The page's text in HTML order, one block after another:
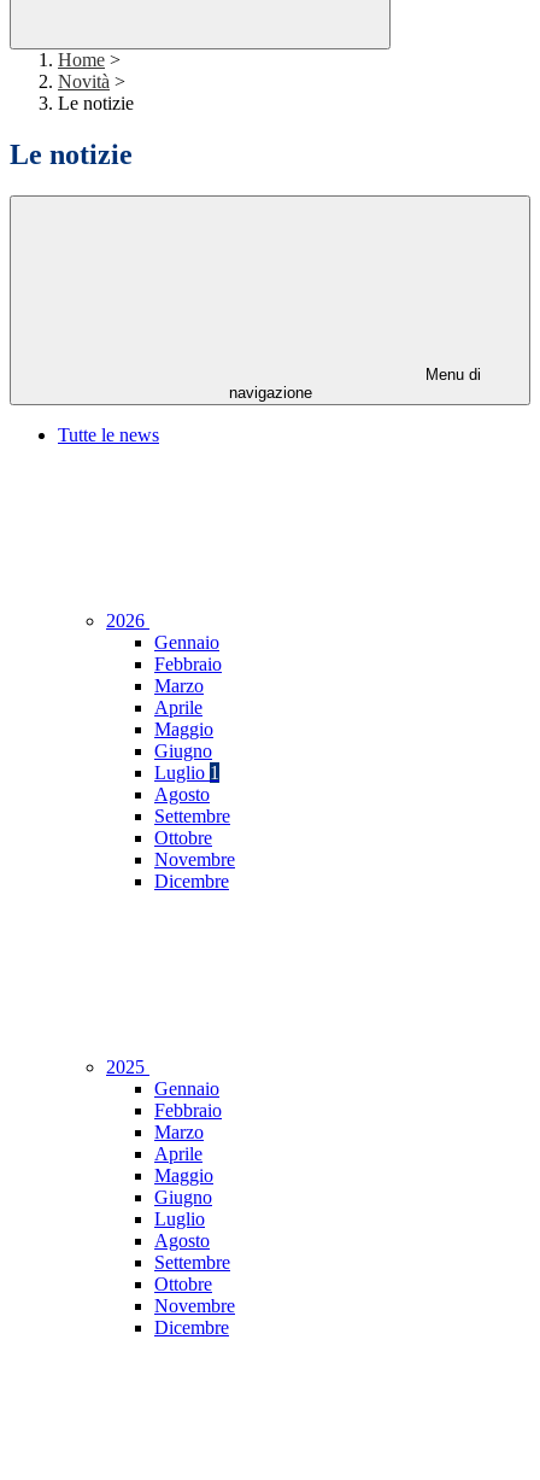
Home >
Novità >
Le notizie
Le notizie
Menu di
navigazione
Tutte le news
2026
Gennaio
Febbraio
Marzo
Aprile
Maggio
Giugno
Luglio 1
Agosto
Settembre
Ottobre
Novembre
Dicembre
2025
Gennaio
Febbraio
Marzo
Aprile
Maggio
Giugno
Luglio
Agosto
Settembre
Ottobre
Novembre
Dicembre